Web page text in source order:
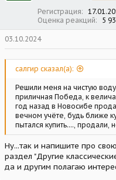
Регистрация
Оценка реакций
5
03.10.2024
салгир сказал(а):
Решили меня на чистую
приличная Победа, к
год назад в Новосибе
вечном учёте, будь ближе
пытался купить...., продали,
Ну...так и напишите про
раздел "Другие
да и другим полагаю